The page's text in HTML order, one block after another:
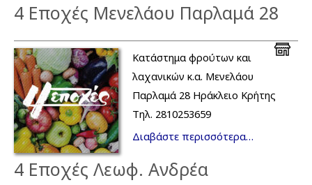
4 Εποχές Μενελάου Παρλαμά 28
Κατάστημα φρούτων και
λαχανικών κ.α. Μενελάου
Παρλαμά 28 Ηράκλειο Κρήτης
Τηλ. 2810253659
Διαβάστε περισσότερα…
4 Εποχές Λεωφ. Ανδρέα